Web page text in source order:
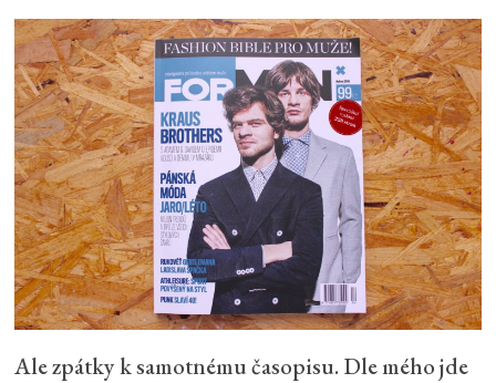
Ale zpátky k samotnému časopisu. Dle mého jde